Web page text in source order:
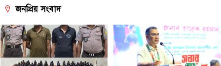
জনপ্রিয় সংবাদ